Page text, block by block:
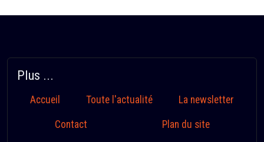
Plus ...
Accueil Toute l'actualité La newsletter
Contact Plan du site